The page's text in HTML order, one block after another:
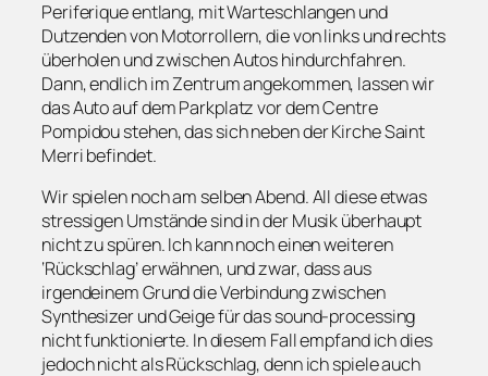
Periferique entlang, mit Warteschlangen und
Dutzenden von Motorrollern, die von links und rechts
überholen und zwischen Autos hindurchfahren.
Dann, endlich im Zentrum angekommen, lassen wir
das Auto auf dem Parkplatz vor dem Centre
Pompidou stehen, das sich neben der Kirche Saint
Merri befindet.
Wir spielen noch am selben Abend. All diese etwas
stressigen Umstände sind in der Musik überhaupt
nicht zu spüren. Ich kann noch einen weiteren
‘Rückschlag’ erwähnen, und zwar, dass aus
irgendeinem Grund die Verbindung zwischen
Synthesizer und Geige für das sound-processing
nicht funktionierte. In diesem Fall empfand ich dies
jedoch nicht als Rückschlag, denn ich spiele auch